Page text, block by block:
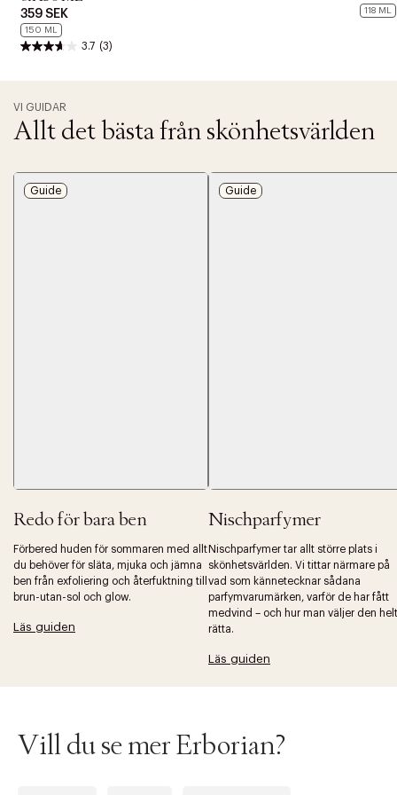
359 SEK
150 ML
3.7 (3)
118 ML
VI GUIDAR
Allt det bästa från skönhetsvärlden
Guide
Redo för bara ben
Förbered huden för sommaren med allt
du behöver för släta, mjuka och jämna
ben från exfoliering och återfuktning till
brun-utan-sol och glow.
Läs guiden
Guide
Nischparfymer
Nischparfymer tar allt större plats i
skönhetsvärlden. Vi tittar närmare på
vad som kännetecknar sådana
parfymvarumärken, varför de har fått
medvind – och hur man väljer den helt
rätta.
Läs guiden
Vill du se mer Erborian?